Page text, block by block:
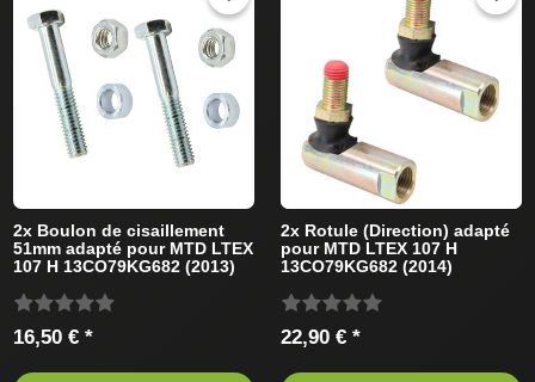
2x Boulon de cisaillement
51mm adapté pour MTD LTEX
107 H 13CO79KG682 (2013)
16,50 € *
2x Rotule (Direction) adapté
pour MTD LTEX 107 H
13CO79KG682 (2014)
22,90 € *